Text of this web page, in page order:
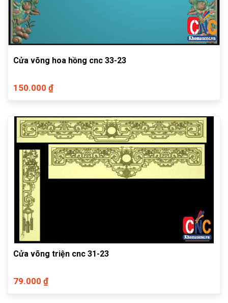
Cửa võng hoa hồng cnc 33-23
150.000 ₫
Cửa võng triện cnc 31-23
79.000 ₫